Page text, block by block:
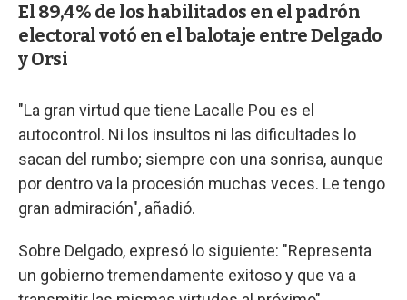
El 89,4% de los habilitados en el padrón
electoral votó en el balotaje entre Delgado
y Orsi
"La gran virtud que tiene Lacalle Pou es el
autocontrol. Ni los insultos ni las dificultades lo
sacan del rumbo; siempre con una sonrisa, aunque
por dentro va la procesión muchas veces. Le tengo
gran admiración", añadió.
Sobre Delgado, expresó lo siguiente: "Representa
un gobierno tremendamente exitoso y que va a